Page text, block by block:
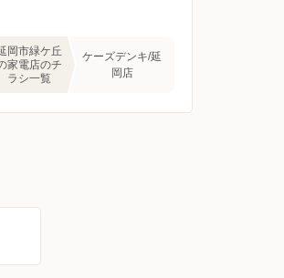
岡市緑ケ丘
家電店のチ
ラシ一覧
ケーズデンキ/延
岡店